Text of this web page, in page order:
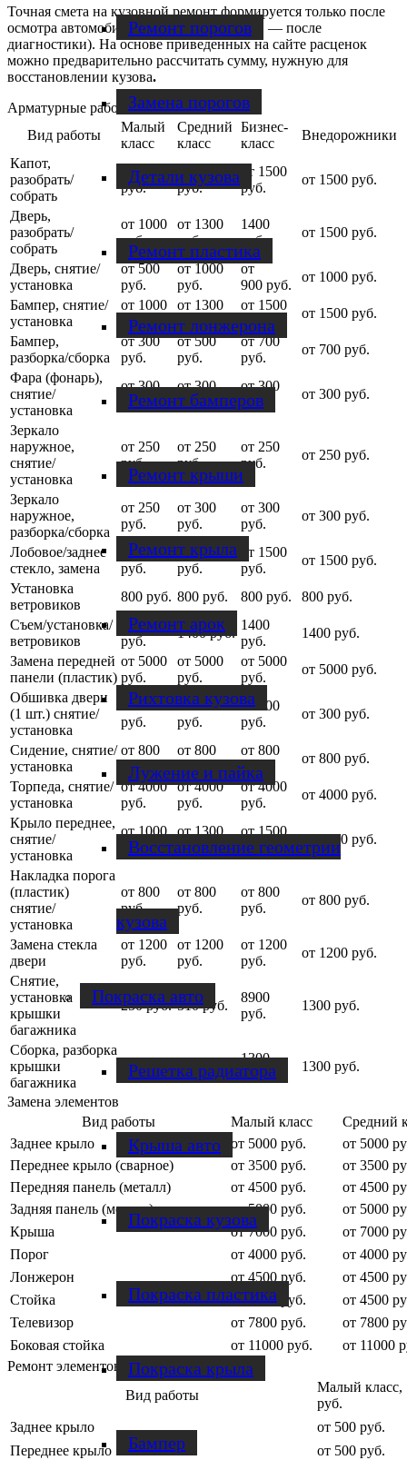
Ремонт порогов
Замена порогов
Детали кузова
Ремонт пластика
Ремонт лонжерона
Ремонт бамперов
Ремонт крыши
Ремонт крыла
Ремонт арок
Рихтовка кузова
Лужение и пайка
Восстановление геометрии
кузова
Покраска авто
Решетка радиатора
Крыша авто
Покраска кузова
Покраска пластика
Покраска крыла
Бампер
Точная смета на кузовной ремонт формируется только после
осмотра автомобиля (в сложных случаях — после
диагностики). На основе приведенных на сайте расценок
можно предварительно рассчитать сумму, нужную для
восстановлении кузова.
Арматурные работы
Вид работы
Малый
класс
Средний
класс
Бизнес-
класс
Внедорожники
Капот,
разобрать/
собрать
от 1000
руб.
от 1200
руб.
от 1500
руб.
от 1500 руб.
Дверь,
разобрать/
собрать
от 1000
руб.
от 1300
руб.
1400
руб.
от 1500 руб.
Дверь, снятие/
установка
от 500
руб.
от 1000
руб.
от
900 руб.
от 1000 руб.
Бампер, снятие/
установка
от 1000
руб.
от 1300
руб.
от 1500
руб.
от 1500 руб.
Бампер,
разборка/сборка
от 300
руб.
от 500
руб.
от 700
руб.
от 700 руб.
Фара (фонарь),
снятие/
установка
от 300
руб.
от 300
руб.
от 300
руб.
от 300 руб.
Зеркало
наружное,
снятие/
установка
от 250
руб.
от 250
руб.
от 250
руб.
от 250 руб.
Зеркало
наружное,
разборка/сборка
от 250
руб.
от 300
руб.
от 300
руб.
от 300 руб.
Лобовое/заднее
стекло, замена
от 1500
руб.
от 1500
руб.
от 1500
руб.
от 1500 руб.
Установка
ветровиков
800 руб. 800 руб. 800 руб.
800 руб.
Съем/установка/
ветровиков
1400
руб.
1400 руб.
1400
руб.
1400 руб.
Замена передней
панели (пластик)
от 5000
руб.
от 5000
руб.
от 5000
руб.
от 5000 руб.
Обшивка двери
(1 шт.) снятие/
установка
от 300
руб.
от 300
руб.
от 300
руб.
от 300 руб.
Сидение, снятие/
установка
от 800
руб.
от 800
от 800
руб.
от 800 руб.
Торпеда, снятие/
установка
от 4000
руб.
от 4000
руб.
от 4000
руб.
от 4000 руб.
Крыло переднее,
снятие/
установка
от 1000
руб.
от 1300
руб.
от 1500
руб.
от 1500 руб.
Накладка порога
(пластик)
снятие/
установка
от 800
руб.
от 800
руб.
от 800
руб.
от 800 руб.
Замена стекла
двери
от 1200
руб.
от 1200
руб.
от 1200
руб.
от 1200 руб.
Снятие,
установка
крышки
багажника
250 руб. 510 руб.
8900
руб.
1300 руб.
Сборка, разборка
крышки
багажника
500 руб. 800 руб.
1300
руб.
1300 руб.
Замена элементов
Вид работы
Малый класс
Средний
Заднее крыло
от 5000 руб.
от 5000
Переднее крыло (сварное)
от 3500 руб.
от 3500
Передняя панель (металл)
от 4500 руб.
от 4500
Задняя панель (металл)
от 5000 руб.
от 5000
Крыша
от 7000 руб.
от 7000
Порог
от 4000 руб.
от 4000
Лонжерон
от 4500 руб.
от 4500
Стойка
от 4500 руб.
от 4500
Телевизор
от 7800 руб.
от 7800
Боковая стойка
от 11000 руб.
от 11000
Ремонт элементов
Вид работы
Малый класс,
руб.
Заднее крыло
от 500 руб.
Переднее крыло
от 500 руб.